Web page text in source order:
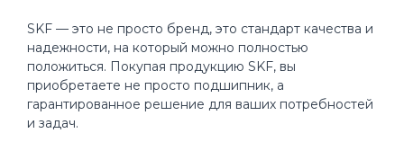
SKF — это не просто бренд, это стандарт качества и
надежности, на который можно полностью
положиться. Покупая продукцию SKF, вы
приобретаете не просто подшипник, а
гарантированное решение для ваших потребностей
и задач.